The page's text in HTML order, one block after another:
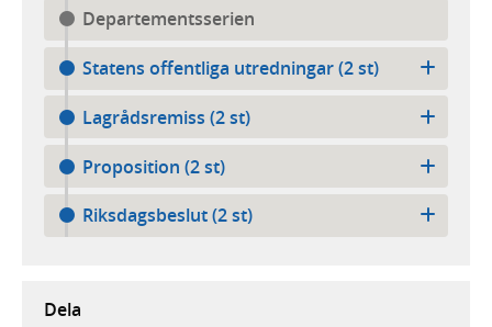
Departementsserien
Statens offentliga utredningar (2 st)
Lagrådsremiss (2 st)
Proposition (2 st)
Riksdagsbeslut (2 st)
Dela